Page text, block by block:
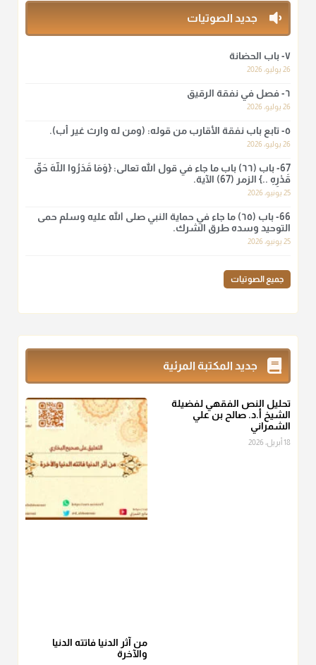
منذ 3 شهر
لا أعلم لدعاء ختم القرآن في الصلاة أصلاً صحيحاً يعتمد عليه من سنة
الرسول صلى الله عليه وسلّم، ولا من عمل الصحابة رضي الله
منذ 3 شهر
أ.د. صالح الشمراني
نرى اليوم بأبصارنا بعض ما رأى العلماء ببصائرهم: "والرافضة ليس
لهم سعي إلا في هدم الإسلام و نقض عراه...فأيامهم في الإسلام
كلها سود" ابن تيمية.
أ.د. صالح الشمراني
المعتدلين غير مقبوضتين ولا مبسوطتين أربع مرات من الرز أو البر
أو التمر أو اللحم
منذ 3 شهر
، فإلم يعلم إلا بعد ذلك لم تجزه لقولهﷺ:
الصاع..فمن شق عليه إخراج الطعام هذه الأيام وأراد إخراج القيمة
جديد الصوتيات
٧- باب الحضانة
26 يوليو، 2026
٦- فصل في نفقة الرقيق
26 يوليو، 2026
٥- تابع باب نفقة الأقارب من قوله: (ومن له وارث غير أب).
26 يوليو، 2026
67- باب (٦٦) باب ما جاء في قول الله تعالى: {وَمَا قَدَرُوا اللَّهَ حَقَّ
قَدْرِهِ ..} الزمر (67) الآية.
25 يونيو، 2026
66- باب (٦٥) ما جاء في حماية النبي صلى الله عليه وسلم حمى
التوحيد وسده طرق الشرك.
25 يونيو، 2026
جميع الصوتيات
جديد المكتبة المرئية
تحليل النص الفقهي لفضيلة
الشيخ أ.د. صالح بن علي
الشمراني
18 أبريل، 2026
من آثر الدنيا فاتته الدنيا
والآخرة